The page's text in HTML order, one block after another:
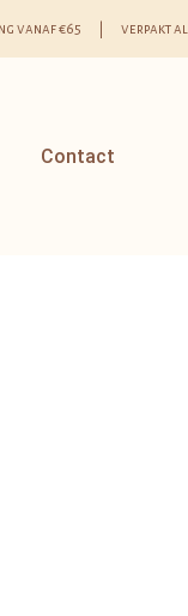
vanaf €65 | verpakt
Contact